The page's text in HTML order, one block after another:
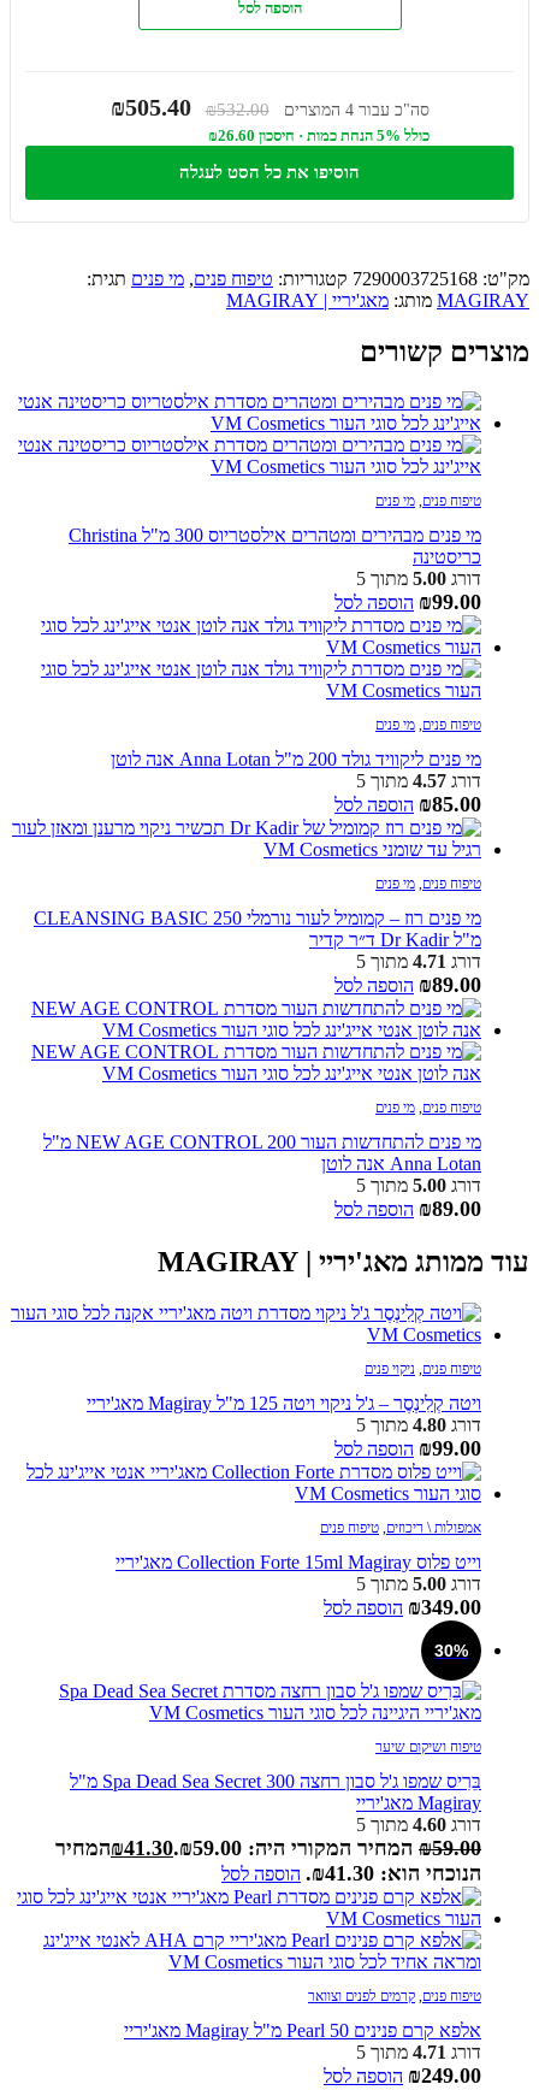
הוספה לסל
סה"כ עבור 4 המוצרים ₪532.00
₪505.40
כולל 5% הנחת כמות · חיסכון ₪26.60
הוסיפו את כל הסט לעגלה
מק"ט: 7290003725168 קטגוריות: טיפוח פנים, מי פנים תגית:
MAGIRAY מותג: מאג'יריי | MAGIRAY
מוצרים קשורים
טיפוח פנים, מי פנים
מי פנים מבהירים ומטהרים אילסטריוס 300 מ"ל Christina
כריסטינה
דורג 5.00 מתוך 5
₪99.00 הוספה לסל
טיפוח פנים, מי פנים
מי פנים ליקוויד גולד 200 מ"ל Anna Lotan אנה לוטן
דורג 4.57 מתוך 5
₪85.00 הוספה לסל
טיפוח פנים, מי פנים
מי פנים רוז – קמומיל לעור נורמלי CLEANSING BASIC 250
מ"ל Dr Kadir ד״ר קדיר
דורג 4.71 מתוך 5
₪89.00 הוספה לסל
טיפוח פנים, מי פנים
מי פנים להתחדשות העור NEW AGE CONTROL 200 מ"ל
Anna Lotan אנה לוטן
דורג 5.00 מתוך 5
₪89.00 הוספה לסל
עוד ממותג מאג'יריי | MAGIRAY
טיפוח פנים, ניקוי פנים
ויטה קְלִינְסֶר – ג'ל ניקוי ויטה 125 מ"ל Magiray מאג'יריי
דורג 4.80 מתוך 5
₪99.00 הוספה לסל
אמפולות \ ריכוזים, טיפוח פנים
וייט פלוס Collection Forte 15ml Magiray מאג'יריי
דורג 5.00 מתוך 5
₪349.00 הוספה לסל
30%
טיפוח ושיקום שיער
בֵּרִיס שמפו ג'ל סבון רחצה Spa Dead Sea Secret 300 מ"ל
Magiray מאג'יריי
דורג 4.60 מתוך 5
₪59.00 המחיר המקורי היה: ₪59.00. ₪41.30 המחיר
הנוכחי הוא: ₪41.30.
הוספה לסל
טיפוח פנים, קרמים לפנים וצוואר
אלפא קרם פנינים Pearl 50 מ"ל Magiray מאג'יריי
דורג 4.71 מתוך 5
₪249.00 הוספה לסל